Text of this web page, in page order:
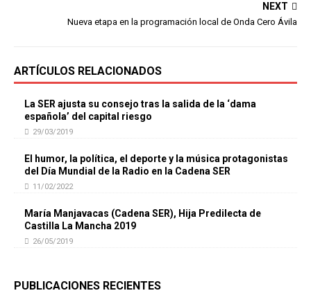
NEXT
Nueva etapa en la programación local de Onda Cero Ávila
ARTÍCULOS RELACIONADOS
La SER ajusta su consejo tras la salida de la ‘dama
española’ del capital riesgo
29/03/2019
El humor, la política, el deporte y la música protagonistas
del Día Mundial de la Radio en la Cadena SER
11/02/2022
María Manjavacas (Cadena SER), Hija Predilecta de
Castilla La Mancha 2019
26/05/2019
PUBLICACIONES RECIENTES